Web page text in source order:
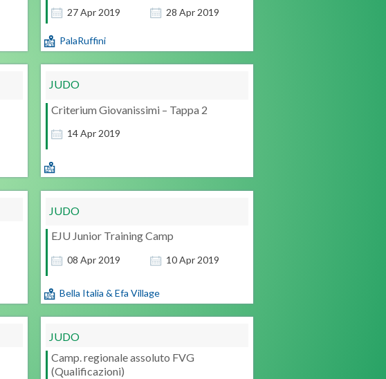
27Apr 2019 28 Apr 2019
PalaRuffini
JUDO
14Apr2019
Criterium Giovanissimi – Tappa 2
JUDO
08 Apr 2019 10Apr 2019
EJU Junior Training Camp
Bella Italia & Efa Village
JUDO
Camp. regionale assoluto FVG
(Qualificazioni)